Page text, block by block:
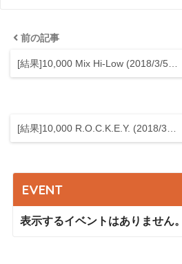
前の記事
[結果]10,000 Mix Hi-Low (2018/3/5…
[結果]10,000 R.O.C.K.E.Y. (2018/3…
EVENT
表示するイベントはありません。